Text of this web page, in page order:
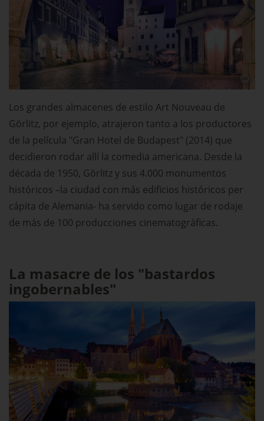
Los grandes almacenes de estilo Art Nouveau de
Görlitz, por ejemplo, atrajeron tanto a los productores
de la película "Gran Hotel de Budapest" (2014) que
decidieron rodar allí la comedia americana. Desde la
década de 1950, Görlitz y sus 4.000 monumentos
históricos –la ciudad con más edificios históricos per
cápita de Alemania- ha servido como lugar de rodaje
de más de 100 producciones cinematográficas.
La masacre de los "bastardos
ingobernables"